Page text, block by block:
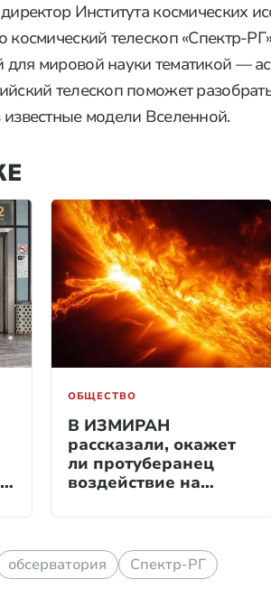
Института космических
космический телескоп «Спектр-
для мировой науки тематикой —
телескоп поможет
известные модели Вселенной.
ОБЩЕСТВО
В ИЗМИРАН
рассказали, окажет
ли протуберанец
воздействие на
обсерватория Спектр-РГ